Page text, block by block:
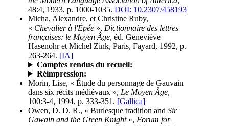
48:4, 1933, p. 1000-1035. DOI: 10.2307/458193
Micha, Alexandre, et Christine Ruby,
« Chevalier à l'Épée », Dictionnaire des lettres
françaises: le Moyen Âge, éd. Geneviève
Hasenohr et Michel Zink, Paris, Fayard, 1992, p.
263-264. [IA]
Comptes rendus du recueil:
Réimpression:
Morin, Lise, « Étude du personnage de Gauvain
dans six récits médiévaux », Le Moyen Âge,
100:3-4, 1994, p. 333-351. [Gallica]
Owen, D. D. R., « Burlesque tradition and Sir
Gawain and the Green Knight», Forum for